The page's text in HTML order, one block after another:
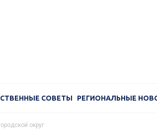
СОВЕТЫ РЕГИОНАЛЬНЫЕ
округ